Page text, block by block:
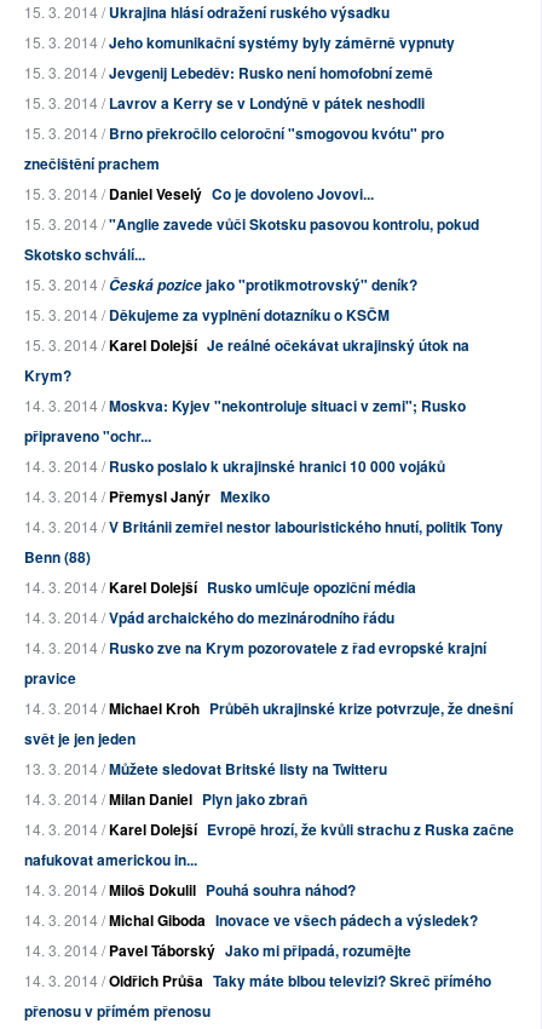
15. 3. 2014 /Ukrajina hlásí odražení ruského výsadku
15. 3. 2014 /Jeho komunikační systémy byly záměrně vypnuty
15. 3. 2014 /Jevgenij Lebeděv: Rusko není homofobní země
15. 3. 2014 /Lavrov a Kerry se v Londýně v pátek neshodli
15. 3. 2014 /Brno překročilo celoroční "smogovou kvótu" pro
znečištění prachem
15. 3. 2014 /Daniel Veselý Co je dovoleno Jovovi...
15. 3. 2014 /"Anglie zavede vůči Skotsku pasovou kontrolu, pokud
Skotsko schválí...
15. 3. 2014 /Česká pozicejako "protikmotrovský" deník?
15. 3. 2014 /Děkujeme za vyplnění dotazníku o KSČM
15. 3. 2014 /Karel Dolejší Je reálné očekávat ukrajinský útok na
Krym?
14. 3. 2014 /Moskva: Kyjev "nekontroluje situaci v zemi"; Rusko
připraveno "ochr...
14. 3. 2014 /Rusko poslalo k ukrajinské hranici 10 000 vojáků
14. 3. 2014 /Přemysl Janýr Mexiko
14. 3. 2014 /V Británii zemřel nestor labouristického hnutí, politik Tony
Benn (88)
14. 3. 2014 /Karel Dolejší Rusko umlčuje opoziční média
14. 3. 2014 /Vpád archaického do mezinárodního řádu
14. 3. 2014 /Rusko zve na Krym pozorovatele z řad evropské krajní
pravice
14. 3. 2014 /Michael Kroh Průběh ukrajinské krize potvrzuje, že dnešní
svět je jen jeden
13. 3. 2014 /Můžete sledovat Britské listy na Twitteru
14. 3. 2014 /Milan Daniel Plyn jako zbraň
14. 3. 2014 /Karel Dolejší Evropě hrozí, že kvůli strachu z Ruska začne
nafukovat americkou in...
14. 3. 2014 /Miloš Dokulil Pouhá souhra náhod?
14. 3. 2014 /Michal Giboda Inovace ve všech pádech a výsledek?
14. 3. 2014 /Pavel Táborský Jako mi připadá, rozumějte
14. 3. 2014 /Oldřich Průša Taky máte blbou televizi? Skreč přímého
přenosu v přímém přenosu